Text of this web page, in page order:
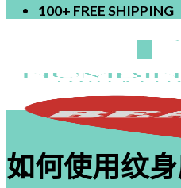
100+ FREE SHIPPING
如何使用纹